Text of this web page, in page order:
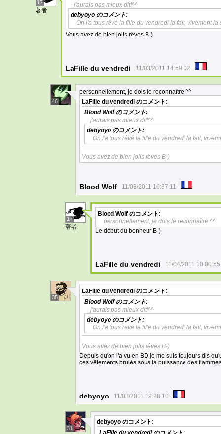
17
著者
j'aurais pas mieux dit!^^
debyoyo のコメント:
On l'a tous rêvé la fille du vendredi la fait, vivement la
Vous avez de bien jolis rêves B-)
LaFille du vendredi 11/03/2011 14:59:02
46
personnellement, je dois le reconnaître ^^
LaFille du vendredi のコメント:
Blood Wolfのコメント:
j'aurais pas mieux dit!^^
debyoyo のコメント:
On l'a tous rêvé la fille du vendredi la fait,
Vous avez de bien jolis rêves B-)
Blood Wolf 11/03/2011 16:37:11
17
著者
Blood Wolf のコメント:
personnellement, je dois le reconnaître ^^
Le début du bonheur B-)
LaFille du vendredi 11/04/2011 10:00:55
35
LaFille du vendredi のコメント:
Blood Wolfのコメント:
j'aurais pas mieux dit!^^
debyoyo のコメント:
On l'a tous rêvé la fille du vendredi la fait,
Vous avez de bien jolis rêves B-)
Depuis qu'on l'a vu en BD je me suis toujours dis
ces vêtements brulés sous la puissance des
debyoyo 11/03/2011 19:28:10
31
debyoyo のコメント:
LaFille du vendrediのコメント: